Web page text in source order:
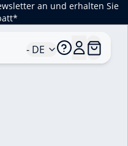
an und erhalten Sie
- DE